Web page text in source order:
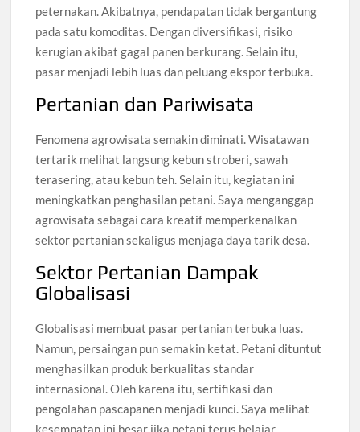
peternakan. Akibatnya, pendapatan tidak bergantung
pada satu komoditas. Dengan diversifikasi, risiko
kerugian akibat gagal panen berkurang. Selain itu,
pasar menjadi lebih luas dan peluang ekspor terbuka.
Pertanian dan Pariwisata
Fenomena agrowisata semakin diminati. Wisatawan
tertarik melihat langsung kebun stroberi, sawah
terasering, atau kebun teh. Selain itu, kegiatan ini
meningkatkan penghasilan petani. Saya menganggap
agrowisata sebagai cara kreatif memperkenalkan
sektor pertanian sekaligus menjaga daya tarik desa.
Sektor Pertanian Dampak
Globalisasi
Globalisasi membuat pasar pertanian terbuka luas.
Namun, persaingan pun semakin ketat. Petani dituntut
menghasilkan produk berkualitas standar
internasional. Oleh karena itu, sertifikasi dan
pengolahan pascapanen menjadi kunci. Saya melihat
kesempatan ini besar jika petani terus belajar.